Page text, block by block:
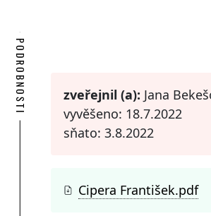
PODROBNOSTI zveřejnil (a): Jana
vyvěšeno: 18.7.2022
sňato: 3.8.2022
Cipera František.pdf